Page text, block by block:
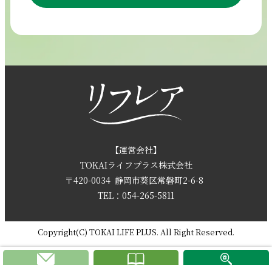
054-265-5811
【電話受付時間】8:30～17:30（月曜～土曜）
採用情報
お問い合わせ
資料請求
【運営会社】
TOKAIライフプラス株式会社
〒420-0034 静岡市葵区常磐町2-6-8
TEL：054-265-5811
Copyright(C) TOKAI LIFE PLUS. All Right Reserved.